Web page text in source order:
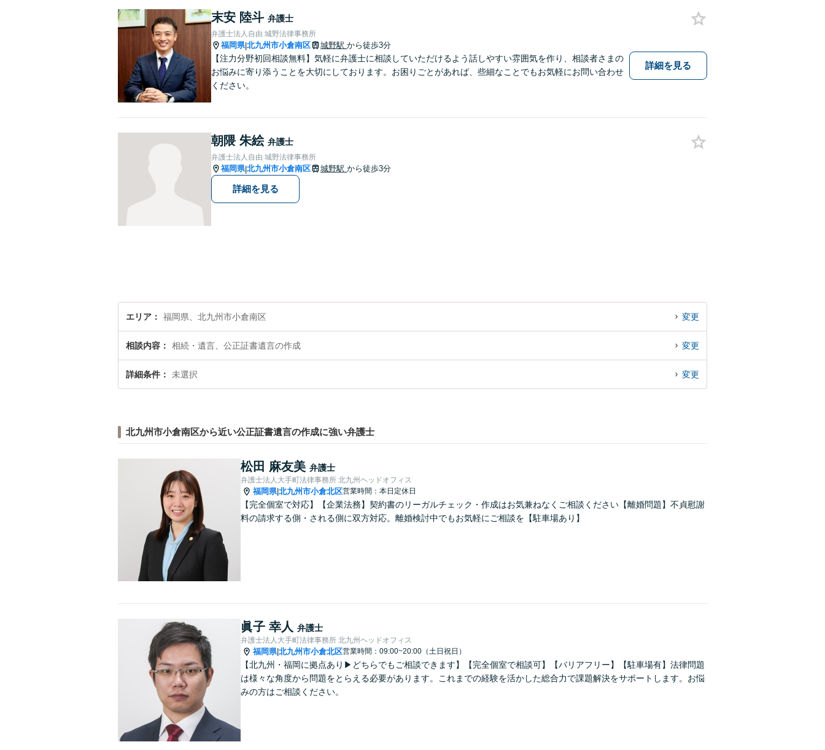
末安 陸斗 弁護士
弁護士法人自由 城野法律事務所
福岡県|北九州市小倉南区 城野駅 から徒歩3分
【注力分野初回相談無料】気軽に弁護士に相談していただけるよう話しやすい雰囲気を作り、相談者さまの
お悩みに寄り添うことを大切にしております。お困りごとがあれば、些細なことでもお気軽にお問い合わせ
ください。
詳細を見る
朝隈 朱絵 弁護士
弁護士法人自由 城野法律事務所
福岡県|北九州市小倉南区 城野駅 から徒歩3分
詳細を見る
エリア 福岡県、北九州市小倉南区 変更
相談内容 相続・遺言、公正証書遺言の作成 変更
詳細条件 未選択 変更
北九州市小倉南区から近い公正証書遺言の作成に強い弁護士
松田 麻友美 弁護士
弁護士法人大手町法律事務所 北九州ヘッドオフィス
福岡県|北九州市小倉北区営業時間：本日定休日
【完全個室で対応】【企業法務】契約書のリーガルチェック・作成はお気兼ねなくご相談ください【離婚問題】不貞慰謝
料の請求する側・される側に双方対応。離婚検討中でもお気軽にご相談を【駐車場あり】
眞子 幸人 弁護士
弁護士法人大手町法律事務所 北九州ヘッドオフィス
福岡県|北九州市小倉北区営業時間：09:00~20:00（土日祝日）
【北九州・福岡に拠点あり▶どちらでもご相談できます】【完全個室で相談可】【バリアフリー】【駐車場有】法律問題
は様々な角度から問題をとらえる必要があります。これまでの経験を活かした総合力で課題解決をサポートします。お悩
みの方はご相談ください。